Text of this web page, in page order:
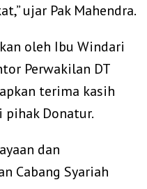
ujar Pak Mahendra.
oleh Ibu Windari
Perwakilan DT
terima kasih
pihak Donatur.
dan
Cabang Syariah